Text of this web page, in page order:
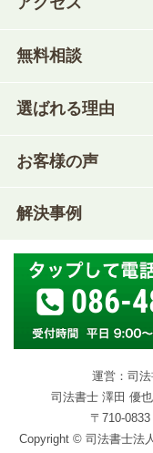
無料相談
選ばれる理由
お客様の声
解決事例
086-
運営：司
司法書士 澤田 優
〒710-
Copyright © 司法書士法